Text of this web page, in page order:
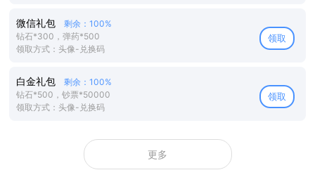
微信礼包
剩余：100%
钻石*300，弹药*500
领取方式：头像-兑换码
领取
白金礼包
剩余：100%
钻石*500，钞票*50000
领取方式：头像-兑换码
领取
更多